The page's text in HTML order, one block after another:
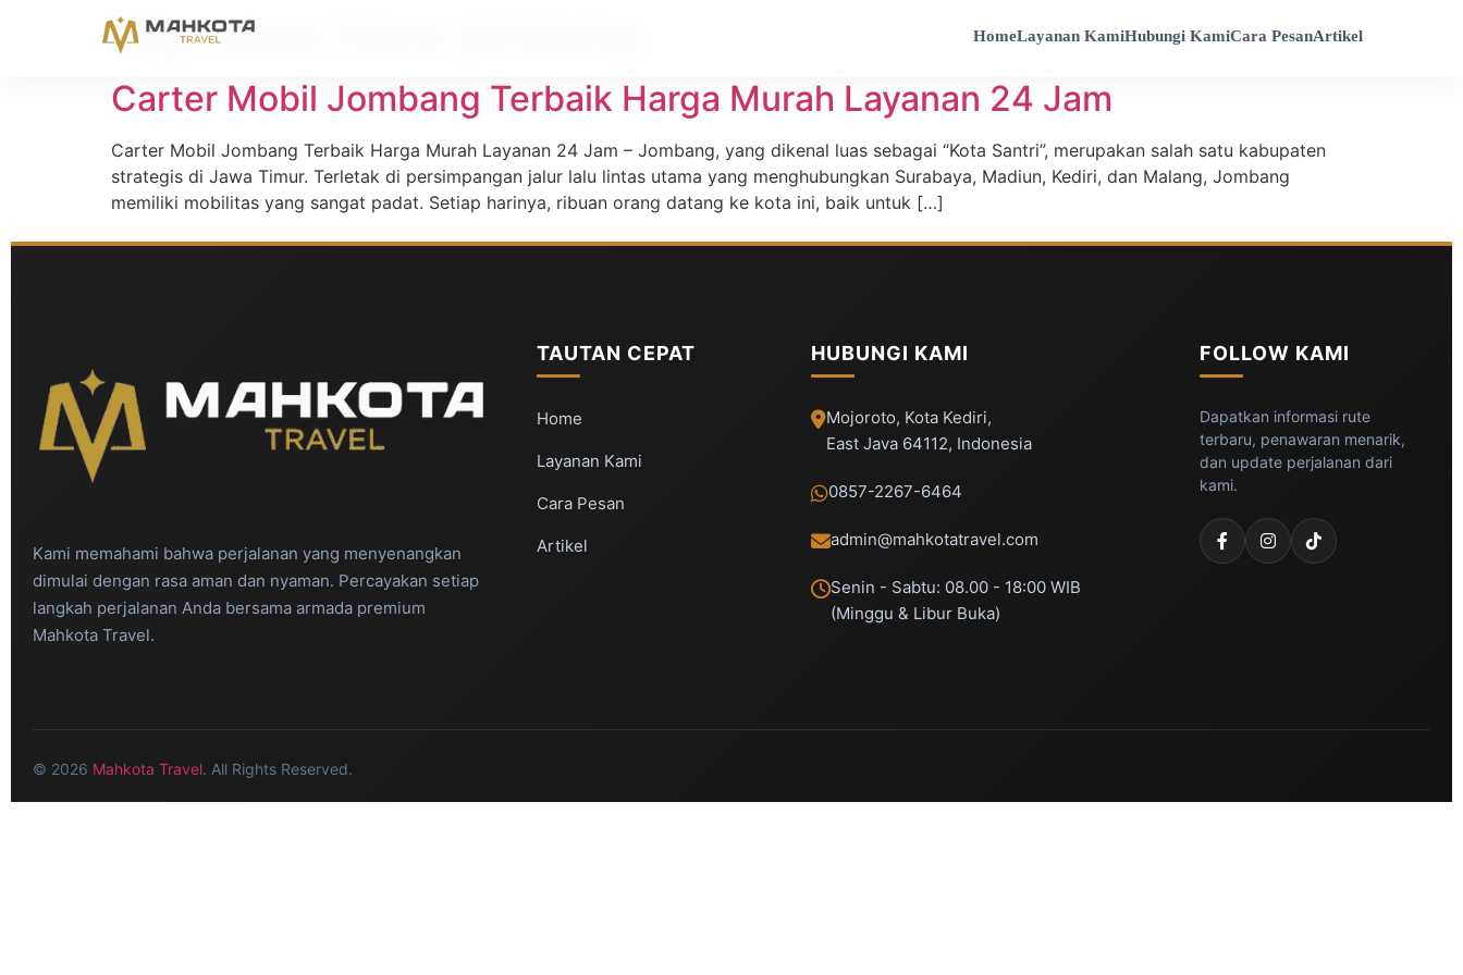
HomeLayanan KamiHubungi KamiCara PesanArtikel
Tag:sewa hiace jombang
Carter Mobil Jombang Terbaik Harga Murah Layanan 24 Jam
Carter Mobil Jombang Terbaik Harga Murah Layanan 24 Jam – Jombang, yang dikenal luas sebagai “Kota Santri”, merupakan salah satu kabupaten
strategis di Jawa Timur. Terletak di persimpangan jalur lalu lintas utama yang menghubungkan Surabaya, Madiun, Kediri, dan Malang, Jombang
memiliki mobilitas yang sangat padat. Setiap harinya, ribuan orang datang ke kota ini, baik untuk […]
Kami memahami bahwa perjalanan yang menyenangkan
dimulai dengan rasa aman dan nyaman. Percayakan setiap
langkah perjalanan Anda bersama armada premium
Mahkota Travel.
TAUTAN CEPAT
Home
Layanan Kami
Cara Pesan
Artikel
HUBUNGI KAMI
Mojoroto, Kota Kediri,
East Java 64112, Indonesia
0857-2267-6464
admin@mahkotatravel.com
Senin - Sabtu: 08.00 - 18:00 WIB
(Minggu & Libur Buka)
FOLLOW KAMI
Dapatkan informasi rute
terbaru, penawaran menarik,
dan update perjalanan dari
kami.
© 2026 Mahkota Travel. All Rights Reserved.